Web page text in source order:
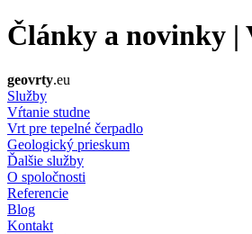
Články a novinky |
geovrty.eu
Služby
Vŕtanie studne
Vrt pre tepelné čerpadlo
Geologický prieskum
Ďalšie služby
O spoločnosti
Referencie
Blog
Kontakt